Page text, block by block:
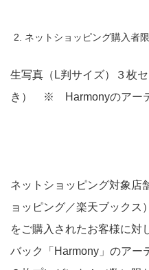
ネットショッピング購入者
生写真（L判サイズ）３枚
き） ※ Harmonyのアーテ
ネットショッピング対象店
ョッピング／楽天ブックス
をご購入されたお客様に対
バック「Harmony」のアー